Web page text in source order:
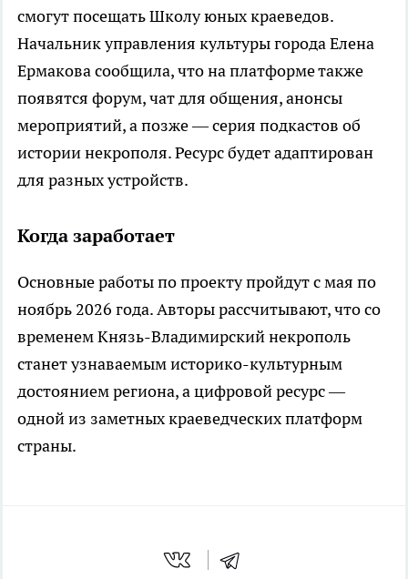
смогут посещать Школу юных краеведов.
Начальник управления культуры города Елена
Ермакова сообщила, что на платформе также
появятся форум, чат для общения, анонсы
мероприятий, а позже — серия подкастов об
истории некрополя. Ресурс будет адаптирован
для разных устройств.
Когда заработает
Основные работы по проекту пройдут с мая по
ноябрь 2026 года. Авторы рассчитывают, что со
временем Князь-Владимирский некрополь
станет узнаваемым историко-культурным
достоянием региона, а цифровой ресурс —
одной из заметных краеведческих платформ
страны.